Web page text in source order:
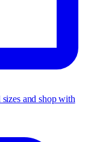
and shop with